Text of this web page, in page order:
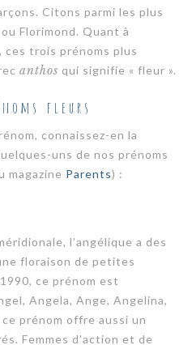
Citons parmi les plus
Florimond. Quant à
trois prénoms plus
anthos qui signifie « fleur ».
fleurs
connaissez-en la
uns de nos prénoms
magazine Parents) :
l’angélique a des
floraison de petites
ce prénom est
Angela, Ange, Angelina,
prénom offre aussi un
Femmes d’action et de